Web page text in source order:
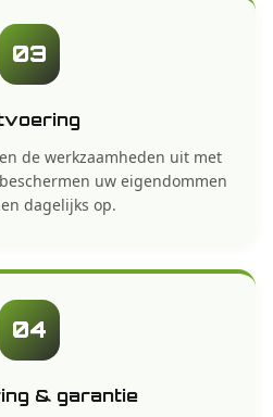
03
de werkzaamheden uit met
uw eigendommen
dagelijks op.
04
& garantie